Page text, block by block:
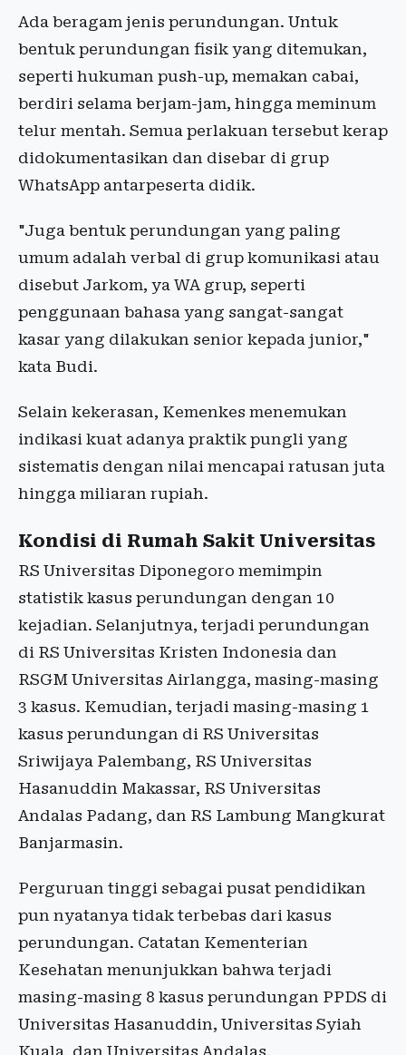
Ada beragam jenis perundungan. Untuk
bentuk perundungan fisik yang ditemukan,
seperti hukuman push-up, memakan cabai,
berdiri selama berjam-jam, hingga meminum
telur mentah. Semua perlakuan tersebut kerap
didokumentasikan dan disebar di grup
WhatsApp antarpeserta didik.
"Juga bentuk perundungan yang paling
umum adalah verbal di grup komunikasi atau
disebut Jarkom, ya WA grup, seperti
penggunaan bahasa yang sangat-sangat
kasar yang dilakukan senior kepada junior,"
kata Budi.
Selain kekerasan, Kemenkes menemukan
indikasi kuat adanya praktik pungli yang
sistematis dengan nilai mencapai ratusan juta
hingga miliaran rupiah.
Kondisi di Rumah Sakit Universitas
RS Universitas Diponegoro memimpin
statistik kasus perundungan dengan 10
kejadian. Selanjutnya, terjadi perundungan
di RS Universitas Kristen Indonesia dan
RSGM Universitas Airlangga, masing-masing
3 kasus. Kemudian, terjadi masing-masing 1
kasus perundungan di RS Universitas
Sriwijaya Palembang, RS Universitas
Hasanuddin Makassar, RS Universitas
Andalas Padang, dan RS Lambung Mangkurat
Banjarmasin.
Perguruan tinggi sebagai pusat pendidikan
pun nyatanya tidak terbebas dari kasus
perundungan. Catatan Kementerian
Kesehatan menunjukkan bahwa terjadi
masing-masing 8 kasus perundungan PPDS di
Universitas Hasanuddin, Universitas Syiah